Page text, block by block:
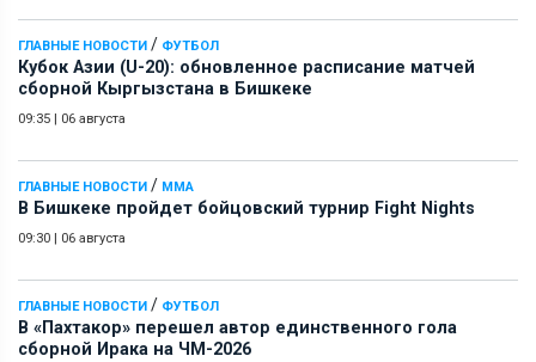
ГЛАВНЫЕ НОВОСТИ / ФУТБОЛ
Кубок Азии (U-20): обновленное расписание матчей
сборной Кыргызстана в Бишкеке
09:35 06 августа
ГЛАВНЫЕ НОВОСТИ / ММА
В Бишкеке пройдет бойцовский турнир Fight Nights
09:30 06 августа
ГЛАВНЫЕ НОВОСТИ / ФУТБОЛ
В «Пахтакор» перешел автор единственного гола
сборной Ирака на ЧМ-2026